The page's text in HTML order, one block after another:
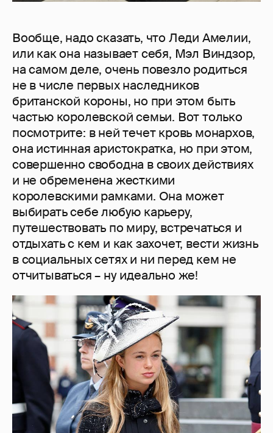
Вообще, надо сказать, что Леди Амелии,
или как она называет себя, Мэл Виндзор,
на самом деле, очень повезло родиться
не в числе первых наследников
британской короны, но при этом быть
частью королевской семьи. Вот только
посмотрите: в ней течет кровь монархов,
она истинная аристократка, но при этом,
совершенно свободна в своих действиях
и не обременена жесткими
королевскими рамками. Она может
выбирать себе любую карьеру,
путешествовать по миру, встречаться и
отдыхать с кем и как захочет, вести жизнь
в социальных сетях и ни перед кем не
отчитываться – ну идеально же!